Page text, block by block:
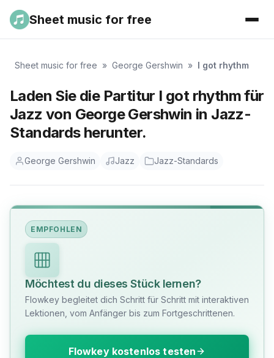
Sheet music for free
Sheet music for free » George Gershwin » I got rhythm
Laden Sie die Partitur I got rhythm für
Jazz von George Gershwin in Jazz-
Standards herunter.
George Gershwin Jazz Jazz-Standards
EMPFOHLEN
Möchtest du dieses Stück lernen?
Flowkey begleitet dich Schritt für Schritt mit interaktiven
Lektionen, vom Anfänger bis zum Fortgeschrittenen.
Flowkey kostenlos testen